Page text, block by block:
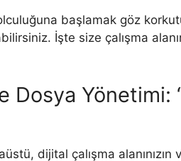
başlamak göz
İşte size çalışma
Dosya Yönetimi:
dijital çalışma